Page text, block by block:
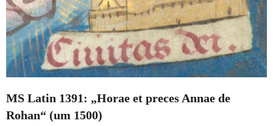
MS Latin 1391: „Horae et preces Annae de
Rohan“ (um 1500)